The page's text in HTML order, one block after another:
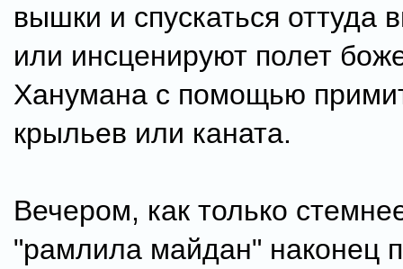
вышки и спускаться оттуда
или инсценируют полет
Ханумана с помощью
крыльев или каната.
Вечером, как только
"рамлила майдан" наконец